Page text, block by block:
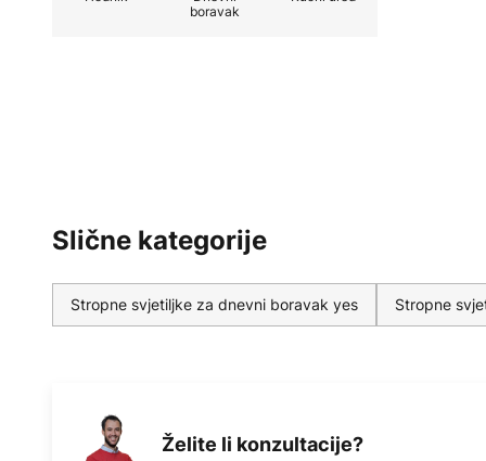
boravak
Slične kategorije
Stropne svjetiljke za dnevni boravak yes Stropne
Želite li konzultacije?